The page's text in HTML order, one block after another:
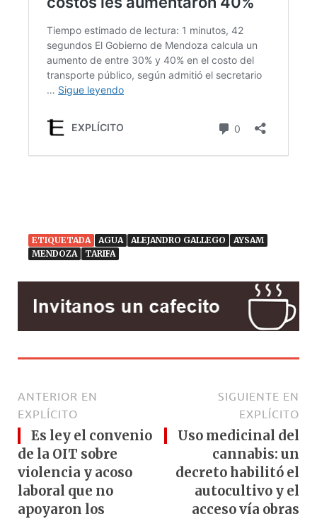
ETIQUETADA AGUA ALEJANDRO GALLEGO
AYSAM
MENDOZA
TARIFA
ANTERIOR EN
EXPLÍCITO
Es ley el convenio
de la OIT sobre
violencia y acoso
laboral que no
apoyaron los
SIGUIENTE EN
EXPLÍCITO
Uso medicinal del
cannabis: un
decreto habilitó el
autocultivo y el
acceso vía obras